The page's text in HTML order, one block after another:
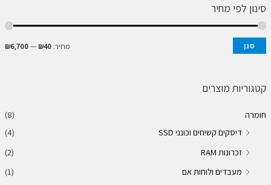
סינון לפי מחיר
ממ
סנן מחיר:₪40
—
₪6,700
קטגוריות מוצרים
חומרה
(8)
דיסקים קשיחים וכונני SSD
(4)
זכרונות RAM
(2)
מעבדים ולוחות אם
(1)